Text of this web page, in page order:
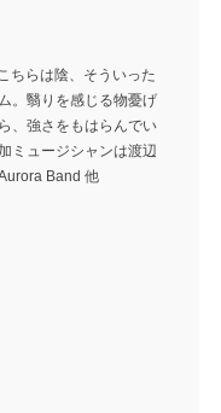
ちらは陰、そういった
。翳りを感じる物憂げ
、強さをもはらんでい
ミュージシャンは渡辺
Band 他